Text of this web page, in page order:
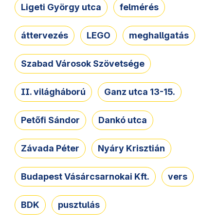
Ligeti György utca felmérés
áttervezés LEGO meghallgatás
Szabad Városok Szövetsége
II. világháború Ganz utca 13-15.
Petőfi Sándor Dankó utca
Závada Péter Nyáry Krisztián
Budapest Vásárcsarnokai Kft. vers
BDK pusztulás